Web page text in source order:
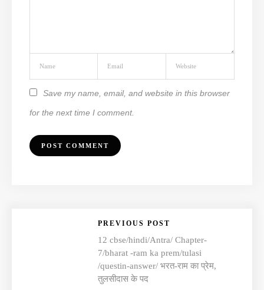
Save my name, email, and website in this browser
for the next time I comment.
PREVIOUS POST
12 cbse/hindi/Antra/ Chapter-
7/bharat -ram ka prem/tulasi
/questin-answer/ भरत-राम का प्रेम,
तुलसीदास के पद